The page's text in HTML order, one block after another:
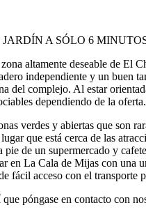
JARDÍN A SÓLO 6
altamente deseable de El
independiente y un buen
complejo. Al estar
dependiendo de la oferta.
verdes y abiertas que son
que está cerca de las
de un supermercado y
en La Cala de Mijas con
fácil acceso con el transporte
póngase en contacto con